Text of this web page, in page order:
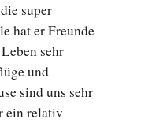
super
hat er Freunde
sehr
und
sind uns sehr
ein relativ